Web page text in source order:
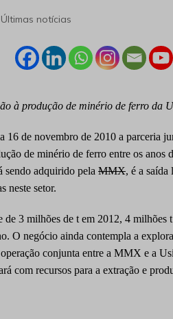
Últimas notícias
à produção de minério de ferro da
16 de novembro de 2010 a parceria
de minério de ferro entre os
adquirido pela MMX, é a
neste setor.
de 3 milhões de t em 2012, 4
O negócio ainda contempla a
conjunta entre a MMX e a
com recursos para a extração e